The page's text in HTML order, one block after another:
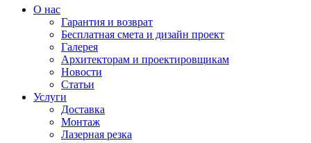
О нас
Гарантия и возврат
Бесплатная смета и дизайн проект
Галерея
Архитекторам и проектировщикам
Новости
Статьи
Услуги
Доставка
Монтаж
Лазерная резка